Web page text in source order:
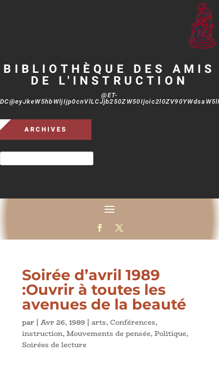
BIBLIOTHÈQUE DES AMIS
DE L'INSTRUCTION
@ET-
ARCHIVES
Soirée d’avril 1989
:Ouvrir à toutes les
avenues de la beauté
par | Avr 26, 1989 | arts,Conférences,
instruction,Mouvements de pensée,Politique,
Soirées de lecture